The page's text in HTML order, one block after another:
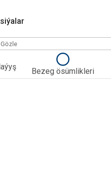
Gözle
Bezeg ösümlikleri